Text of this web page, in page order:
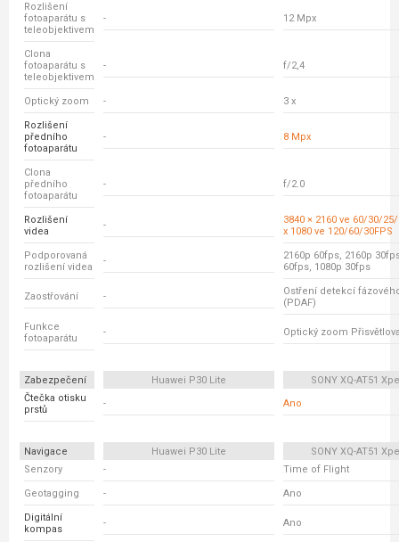
Rozlišení
fotoaparátu s
teleobjektivem
- 12 Mpx
Clona
fotoaparátu s
teleobjektivem
- f/2,4
Optický zoom - 3 x
Rozlišení
předního
fotoaparátu
- 8 Mpx
Clona
předního
fotoaparátu
- f/2.0
Rozlišení
videa
-
3840 × 2160 ve 60/30/
x 1080 ve 120/60/30FPS
Podporovaná
rozlišení videa
-
2160p 60fps, 2160p
60fps, 1080p 30fps
Zaostřování -
Ostření detekcí
(PDAF)
Funkce
fotoaparátu
- Optický zoom
Zabezpečení Huawei P30 Lite
SONY XQ-AT51
Čtečka otisku
prstů
- Ano
Navigace Huawei P30 Lite
SONY XQ-AT51
Senzory
- Time of Flight
Geotagging - Ano
Digitální
kompas
- Ano